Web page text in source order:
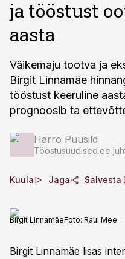
ja tööstust
aasta
Väikemaju tootva ja
Birgit Linnamäe
tööstust keeruline
prognoosib ta
Harro Puusild
Tööstusuudised.ee
Kuula Jaga Salvesta
Birgit LinnamäeFoto: Raul Mee
Birgit Linnamäe lisas